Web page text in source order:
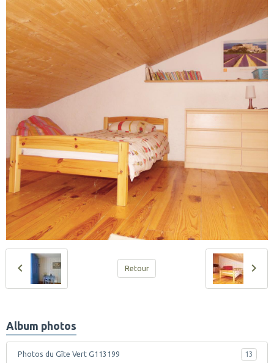
Retour
Album photos
Photos du Gîte Vert G113199 13